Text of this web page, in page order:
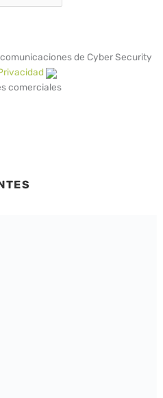
de Cyber Security
comerciales